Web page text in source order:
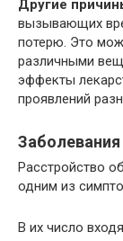
Другие
вызывающих
потерю. Это
различными
эффекты
проявлений
Заболевания
Расстройство
одним из
В их число